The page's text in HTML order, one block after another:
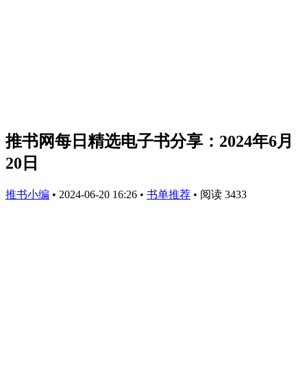
推书网每日精选电子书分享：2024年6月
20日
推书小编 • 2024-06-20 16:26 • 书单推荐 • 阅读 3433